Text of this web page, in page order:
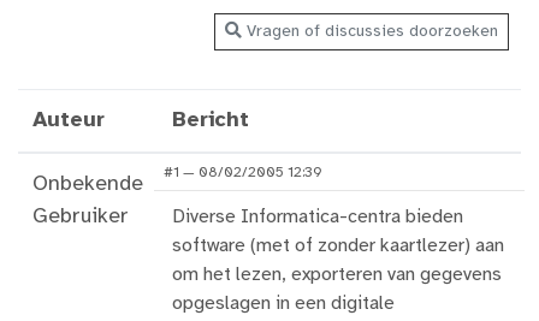
Vragen of discussies doorzoeken
Auteur Bericht
Onbekende
Gebruiker
#1 — 08/02/2005 12:39
Diverse Informatica-centra bieden
software (met of zonder kaartlezer) aan
om het lezen, exporteren van gegevens
opgeslagen in een digitale